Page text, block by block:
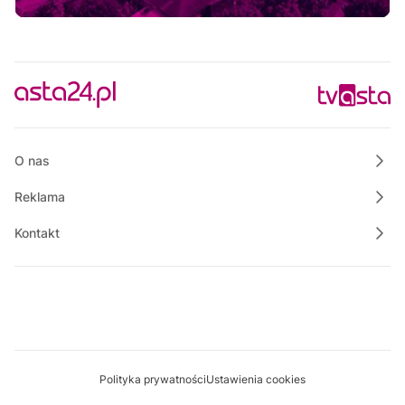
12:30
Rozmowa dnia
13:00
Praktycznie o nieruchomościach
Wielkopolska na Weekend
O nas
Reklama
Kontakt
Polityka prywatnościUstawienia cookies